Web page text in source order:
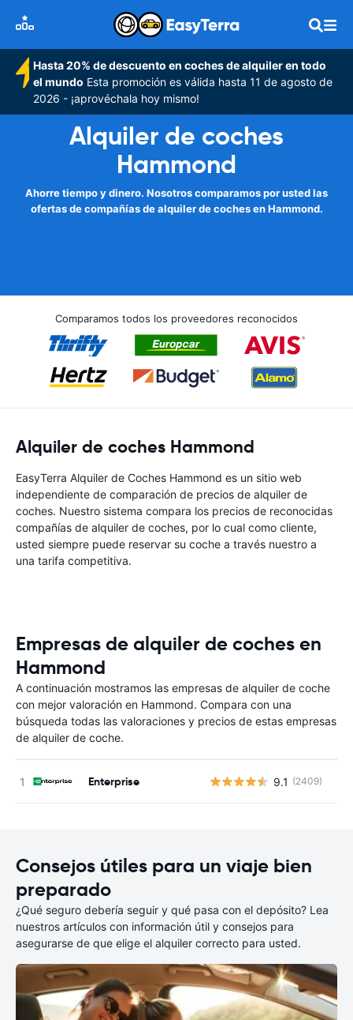
Hasta 20% de descuento en coches de alquiler en todo
el mundo Esta promoción es válida hasta 11 de agosto de
2026 - ¡aprovéchala hoy mismo!
Alquiler de coches
Hammond
Ahorre tiempo y dinero. Nosotros comparamos por usted las
ofertas de compañías de alquiler de coches en Hammond.
Comparamos todos los proveedores reconocidos
Alquiler de coches Hammond
EasyTerra Alquiler de Coches Hammond es un sitio web
independiente de comparación de precios de alquiler de
coches. Nuestro sistema compara los precios de reconocidas
compañías de alquiler de coches, por lo cual como cliente,
usted siempre puede reservar su coche a través nuestro a
una tarifa competitiva.
Empresas de alquiler de coches en
Hammond
A continuación mostramos las empresas de alquiler de coche
con mejor valoración en Hammond. Compara con una
búsqueda todas las valoraciones y precios de estas empresas
de alquiler de coche.
Enterprise 9.1 (2409)
Consejos útiles para un viaje bien
preparado
¿Qué seguro debería seguir y qué pasa con el depósito? Lea
nuestros artículos con información útil y consejos para
asegurarse de que elige el alquiler correcto para usted.